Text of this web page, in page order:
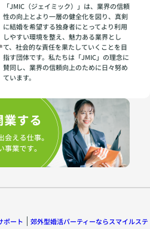
「JMIC（ジェイミック）」は、業界の信頼
性の向上とより一層の健全化を図り、真剣
に結婚を希望する独身者にとってより利用
しやすい環境を整え、魅力ある業界とし
て、社会的な責任を果たしていくことを目
指す団体です。私たちは「JMIC」の理念に
賛同し、業界の信頼向上のために日々努め
ています。
ポート
郊外型婚活パーティーならスマイルステ